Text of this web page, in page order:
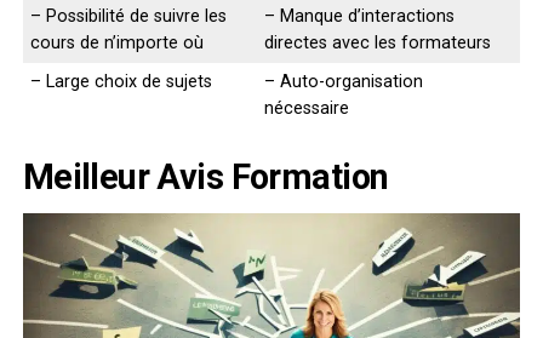
– Possibilité de suivre les
cours de n’importe où
– Manque d’interactions
directes avec les formateurs
– Large choix de sujets
– Auto-organisation
nécessaire
Meilleur Avis Formation